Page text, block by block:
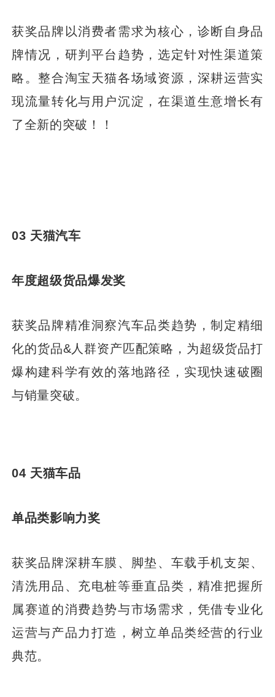
获奖品牌以消费者需求为核心，诊断自身品
牌情况，研判平台趋势，选定针对性渠道策
略。整合淘宝天猫各场域资源，深耕运营实
现流量转化与用户沉淀，在渠道生意增长有
了全新的突破！！
03 天猫汽车
年度超级货品爆发奖
获奖品牌精准洞察汽车品类趋势，制定精细
化的货品&人群资产匹配策略，为超级货品打
爆构建科学有效的落地路径，实现快速破圈
与销量突破。
04 天猫车品
单品类影响力奖
获奖品牌深耕车膜、脚垫、车载手机支架、
清洗用品、充电桩等垂直品类，精准把握所
属赛道的消费趋势与市场需求，凭借专业化
运营与产品力打造，树立单品类经营的行业
典范。